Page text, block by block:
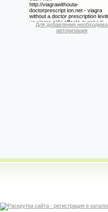
Для добавления необходима
авторизация